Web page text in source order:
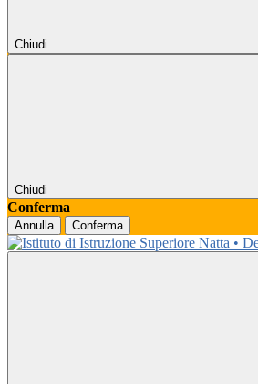
Chiudi
Chiudi
Conferma
Annulla Conferma